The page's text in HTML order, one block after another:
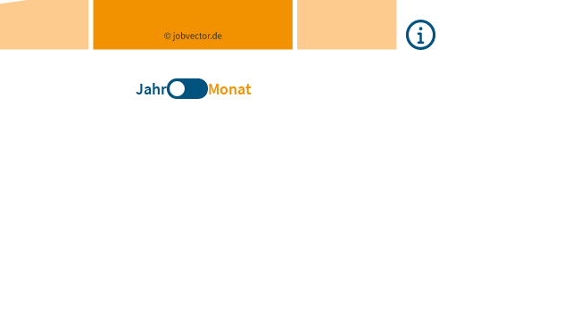
Jahr Monat